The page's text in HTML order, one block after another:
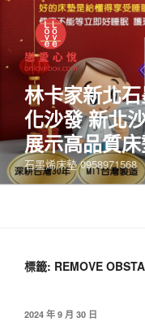
林卡家新北
化沙發 新北
展示高品質
石墨烯床墊 0958971568
標籤: REMOVE
2024 年 9 月 30 日